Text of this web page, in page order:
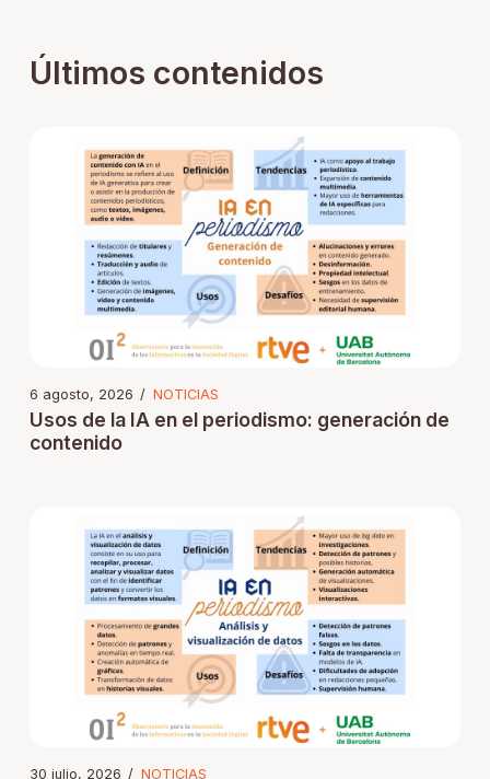
Últimos contenidos
6 agosto, 2026 / NOTICIAS
Usos de la IA en el periodismo: generación de
contenido
30 julio, 2026 / NOTICIAS